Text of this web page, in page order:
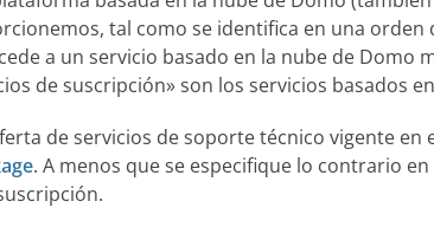
tal como se identifica en una
a un servicio basado en la nube de
de suscripción» son los servicios basados
de servicios de soporte técnico vigente en
. A menos que se especifique lo contrario